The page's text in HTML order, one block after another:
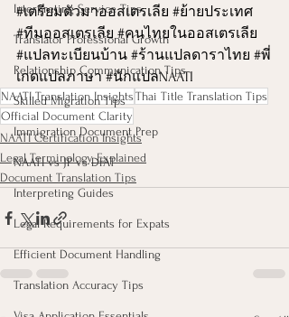
Interpreting Service Tips
Translator Professional Growth
Relationship Communication Tips
Skilled Migration Tips
Immigration Document Prep
NAATI vs JP vs DFAT
Interpreting Guides
Legal Requirements for Expats
Efficient Document Handling
Translation Accuracy Tips
#เตรียมตัวมาออสเตรเลีย #ย้ายประเทศ
#ทีมออสเตรเลีย #คนไทยในออสเตรเลีย
#แปลทะเบียนบ้าน #ร้านแปลดาราไทย #พ
เกดแปลภาษา #นักแปลNAATI
NAATI Translation Insights Thai Title Translation Tips
Official Document Clarity
NAATI Certification Insights
Legal Terminology Explained
Document Translation Tips